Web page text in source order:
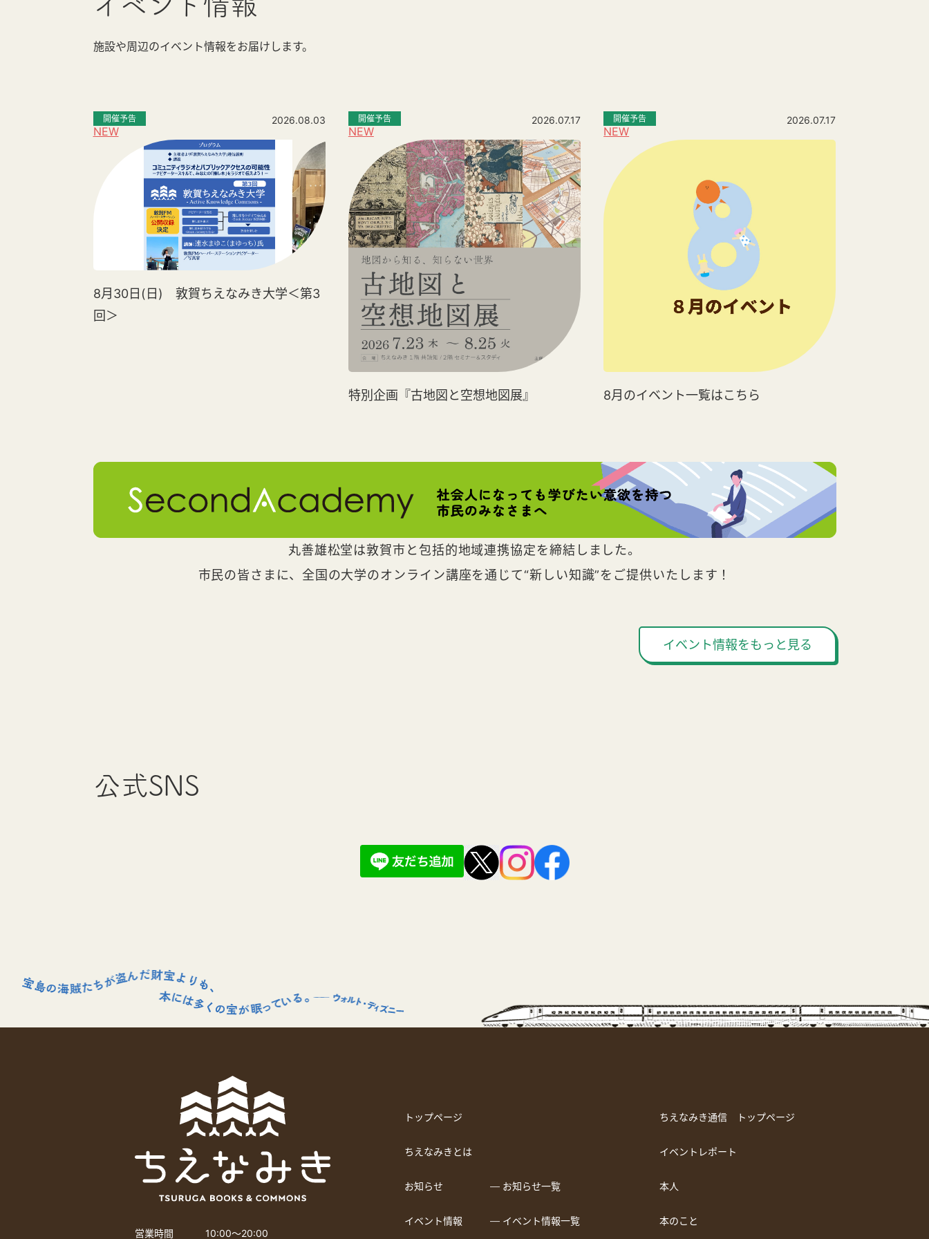
施設や周辺のイベント情報をお届けします。
NEW
開催予告 2026.08.03
8月30日(日) 敦賀ちえなみき大学＜第3
回＞
NEW
開催予告 2026.07.17
特別企画『古地図と空想地図展』
NEW
開催予告 2026.07.17
8月のイベント一覧はこちら
丸善雄松堂は敦賀市と包括的地域連携協定を締結しました。
市民の皆さまに、全国の大学のオンライン講座を通じて“新しい知識”をご提供いたします！
イベント情報をもっと見る
公式SNS
営業時間 10:00〜20:00
トップページ
ちえなみきとは
お知らせ ― お知らせ一覧
イベント情報 ― イベント情報一覧
ちえなみき通信 トップページ
イベントレポート
本人
本のこと